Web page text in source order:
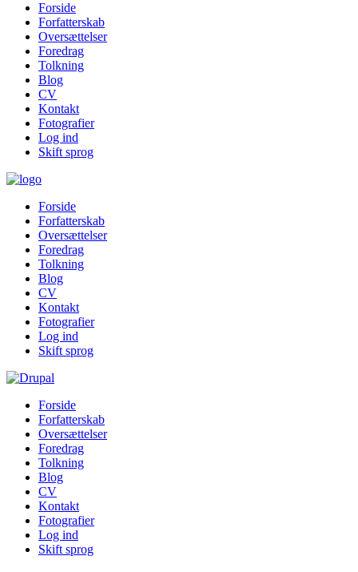
Forside
Forfatterskab
Oversættelser
Foredrag
Tolkning
Blog
CV
Kontakt
Fotografier
Log ind
Skift sprog
Forside
Forfatterskab
Oversættelser
Foredrag
Tolkning
Blog
CV
Kontakt
Fotografier
Log ind
Skift sprog
Forside
Forfatterskab
Oversættelser
Foredrag
Tolkning
Blog
CV
Kontakt
Fotografier
Log ind
Skift sprog